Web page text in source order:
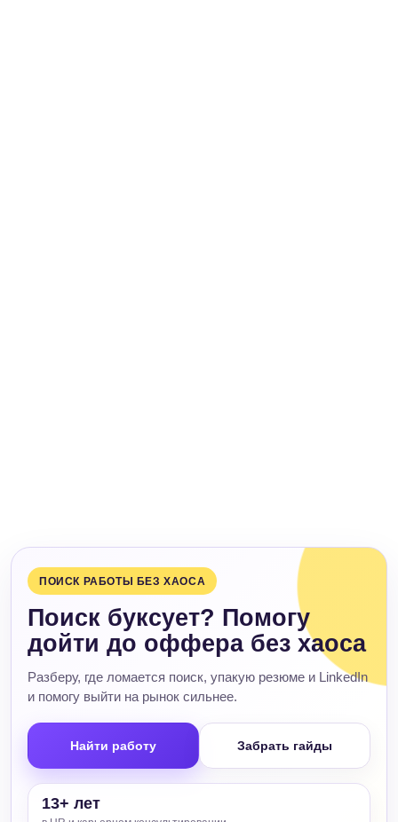
ПОИСК РАБОТЫ БЕЗ ХАОСА
Поиск буксует? Помогу
дойти до оффера без хаоса
Разберу, где ломается поиск, упакую резюме и LinkedIn
и помогу выйти на рынок сильнее.
Найти работу Забрать гайды
13+ лет